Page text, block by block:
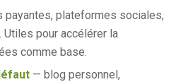
payantes, plateformes sociales,
Utiles pour accélérer la
comme base.
— blog personnel,